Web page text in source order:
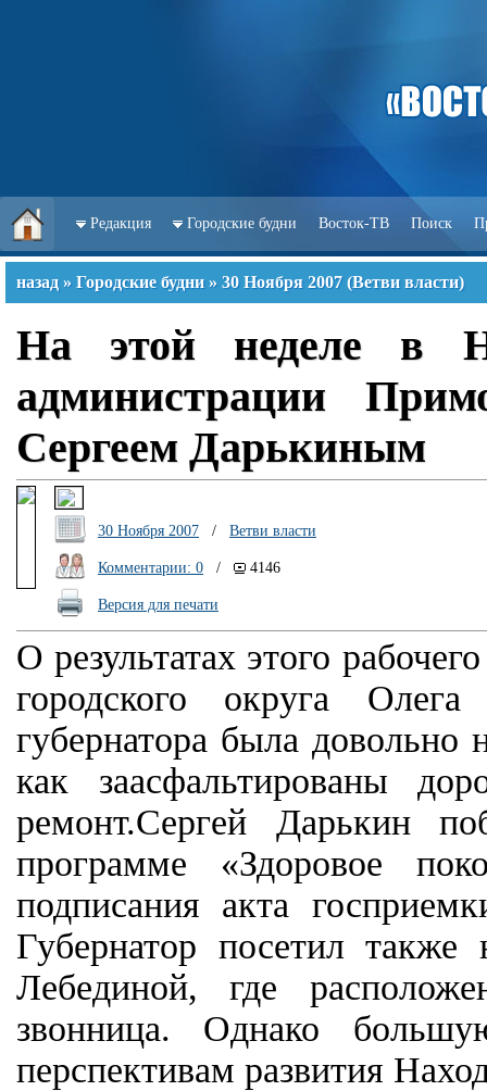
Редакция Городские будни Восток-ТВ Поиск
назад » Городские будни » 30 Ноября 2007 (Ветви власти)
На этой неделе в
администрации
Сергеем Дарькиным
30 Ноября 2007 / Ветви власти
Комментарии: 0 / 4146
Версия для печати
О результатах этого
городского округа
губернатора была
как заасфальтированы
ремонт.Сергей Дарькин
программе «Здоровое
подписания акта
Губернатор посетил
Лебединой, где
звонница. Однако
перспективам развития